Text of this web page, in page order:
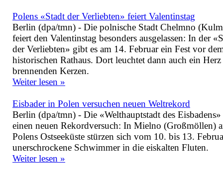
Polens «Stadt der Verliebten» feiert Valentinstag
Berlin (dpa/tmn) - Die polnische Stadt Chelmno
feiert den Valentinstag besonders ausgelassen: In der
der Verliebten» gibt es am 14. Februar ein Fest vor
historischen Rathaus. Dort leuchtet dann auch ein Herz
brennenden Kerzen.
Weiter lesen »
Eisbader in Polen versuchen neuen Weltrekord
Berlin (dpa/tmn) - Die «Welthauptstadt des
einen neuen Rekordversuch: In Mielno (Großmöllen)
Polens Ostseeküste stürzen sich vom 10. bis 13.
unerschrockene Schwimmer in die eiskalten Fluten.
Weiter lesen »